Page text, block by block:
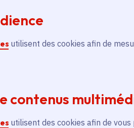
utilisent des cookies afin de
contenus
utilisent des cookies afin de